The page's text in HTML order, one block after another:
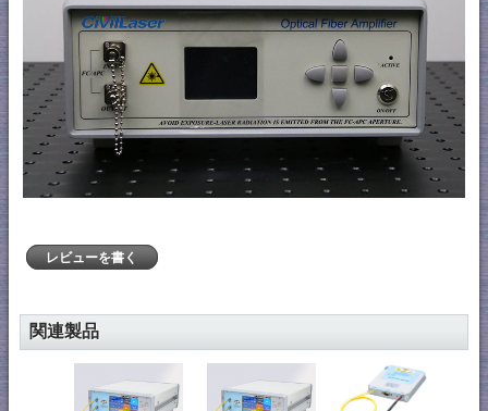
レビューを書く
関連製品